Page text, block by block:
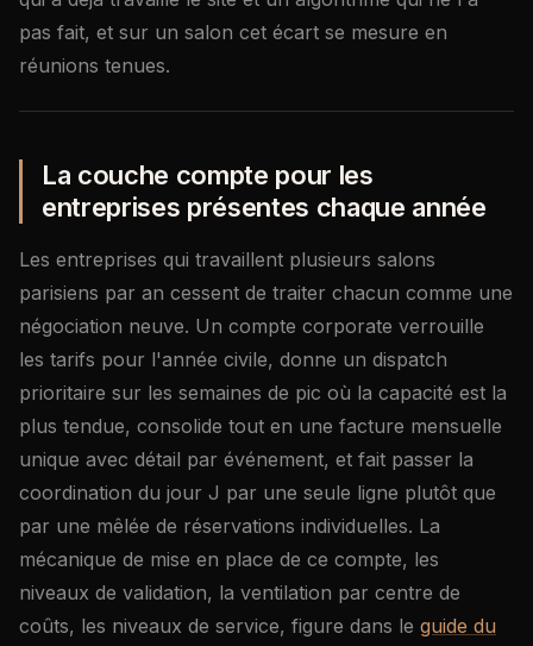
pas fait, et sur un salon cet écart se mesure en
réunions tenues.
La couche compte pour les
entreprises présentes chaque année
Les entreprises qui travaillent plusieurs salons
parisiens par an cessent de traiter chacun comme une
négociation neuve. Un compte corporate verrouille
les tarifs pour l'année civile, donne un dispatch
prioritaire sur les semaines de pic où la capacité est la
plus tendue, consolide tout en une facture mensuelle
unique avec détail par événement, et fait passer la
coordination du jour J par une seule ligne plutôt que
par une mêlée de réservations individuelles. La
mécanique de mise en place de ce compte, les
niveaux de validation, la ventilation par centre de
coûts, les niveaux de service, figure dans le guide du